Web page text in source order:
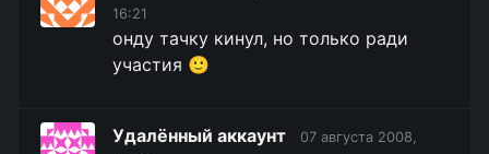
16:21
онду тачку кинул, но только ради
участия 🙂
Удалённый аккаунт
07 августа 2008,